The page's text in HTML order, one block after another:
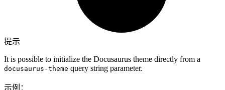
提示
It is possible to initialize the Docusaurus theme directly from a
docusaurus-theme query string parameter.
示例：